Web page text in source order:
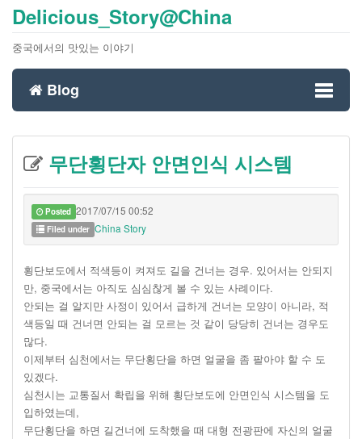
Delicious_Story@China
중국에서의 맛있는 이야기
Toggle
Blog
무단횡단자 안면인식 시스템
Posted 2017/07/15 00:52
Filed under China Story
횡단보도에서 적색등이 켜져도 길을 건너는 경우. 있어서는 안되지
만, 중국에서는 아직도 심심찮게 볼 수 있는 사례이다.
안되는 걸 알지만 사정이 있어서 급하게 건너는 모양이 아니라, 적
색등일 때 건너면 안되는 걸 모르는 것 같이 당당히 건너는 경우도
많다.
이제부터 심천에서는 무단횡단을 하면 얼굴을 좀 팔아야 할 수 도
있겠다.
심천시는 교통질서 확립을 위해 횡단보도에 안면인식 시스템을 도
입하였는데,
무단횡단을 하면 길건너에 도착했을 때 대형 전광판에 자신의 얼굴